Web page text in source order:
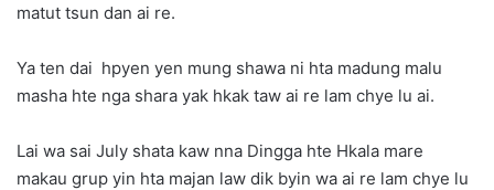
matut tsun dan ai re.
Ya ten dai hpyen yen mung shawa ni hta madung malu
masha hte nga shara yak hkak taw ai re lam chye lu ai.
Lai wa sai July shata kaw nna Dingga hte Hkala mare
makau grup yin hta majan law dik byin wa ai re lam chye lu